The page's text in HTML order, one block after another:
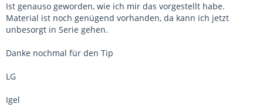
Ist genauso geworden, wie ich mir das vorgestellt habe.
Material ist noch genügend vorhanden, da kann ich jetzt
unbesorgt in Serie gehen.
Danke nochmal für den Tip
LG
Igel